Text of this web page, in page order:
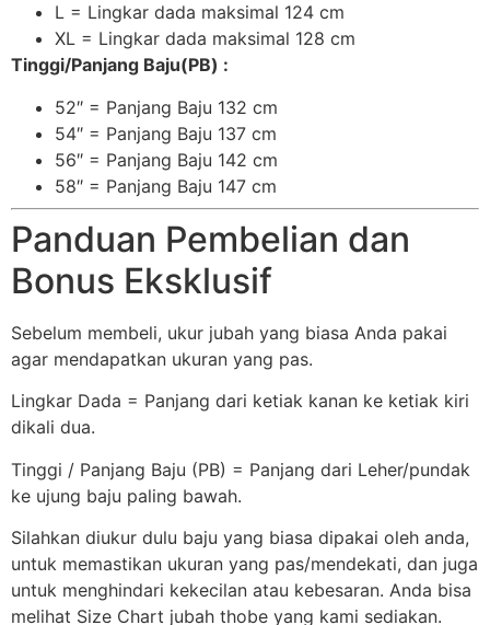
L = Lingkar dada maksimal 124 cm
XL = Lingkar dada maksimal 128 cm
Tinggi/Panjang Baju(PB) :
52″ = Panjang Baju 132 cm
54″ = Panjang Baju 137 cm
56″ = Panjang Baju 142 cm
58″ = Panjang Baju 147 cm
Panduan Pembelian dan
Bonus Eksklusif
Sebelum membeli, ukur jubah yang biasa Anda pakai
agar mendapatkan ukuran yang pas.
Lingkar Dada = Panjang dari ketiak kanan ke ketiak kiri
dikali dua.
Tinggi / Panjang Baju (PB) = Panjang dari Leher/pundak
ke ujung baju paling bawah.
Silahkan diukur dulu baju yang biasa dipakai oleh anda,
untuk memastikan ukuran yang pas/mendekati, dan juga
untuk menghindari kekecilan atau kebesaran. Anda bisa
melihat Size Chart jubah thobe yang kami sediakan.